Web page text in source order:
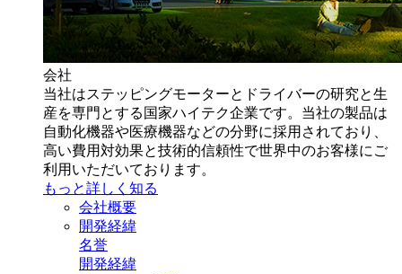
会社
当社はステッピングモーターとドライバーの研究と生
産を専門とする国家ハイテク企業です。当社の製品は
自動化機器や医療機器などの分野に採用されており、
高い費用対効果と技術的信頼性で世界中のお客様にご
利用いただいております。
もっと詳しく知る
会社概要
開発経緯
名誉
開発経緯